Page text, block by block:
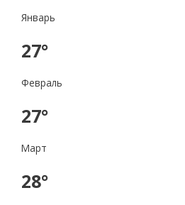
Январь
27°
Февраль
27°
Март
28°